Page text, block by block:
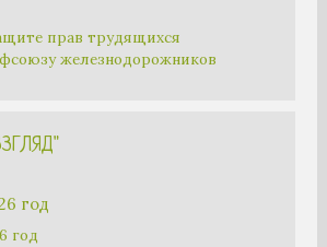
прав трудящихся
железнодорожников
год
год